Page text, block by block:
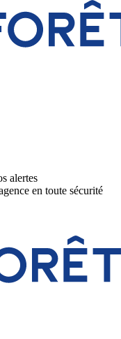
alertes
en toute sécurité